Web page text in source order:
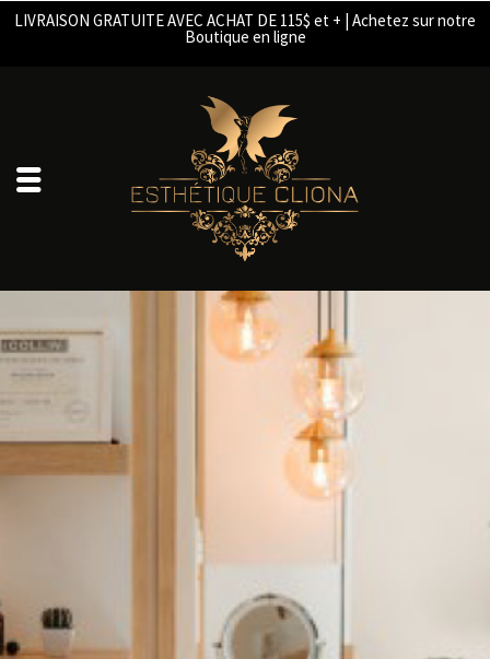
LIVRAISON GRATUITE AVEC ACHAT DE 115$ et + | Achetez sur notre
Boutique en ligne